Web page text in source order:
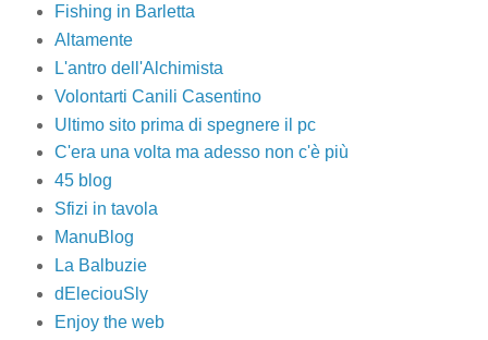
Fishing in Barletta
Altamente
L'antro dell'Alchimista
Volontarti Canili Casentino
Ultimo sito prima di spegnere il pc
C'era una volta ma adesso non c'è più
45 blog
Sfizi in tavola
ManuBlog
La Balbuzie
dEleciouSly
Enjoy the web